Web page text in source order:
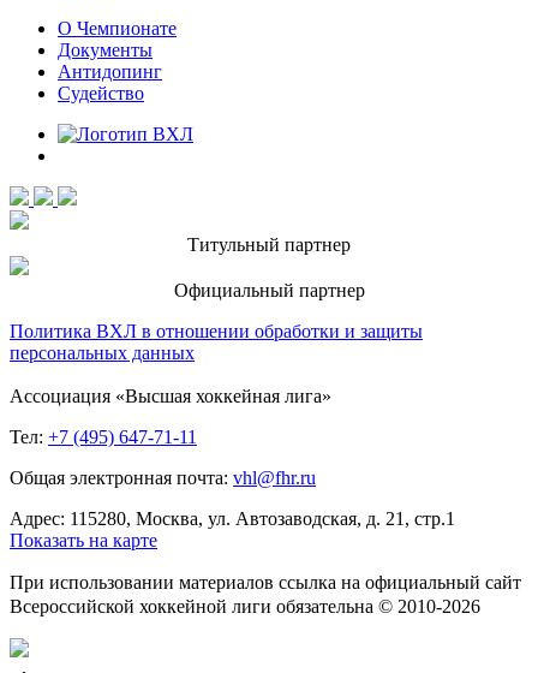
О Чемпионате
Документы
Антидопинг
Судейство
Титульный партнер
Официальный партнер
Политика ВХЛ в отношении обработки и защиты
персональных данных
Ассоциация «Высшая хоккейная лига»
Тел: +7 (495) 647-71-11
Общая электронная почта: vhl@fhr.ru
Адрес: 115280, Москва, ул. Автозаводская, д. 21, стр.1
Показать на карте
При использовании материалов ссылка на официальный сайт
Всероссийской хоккейной лиги обязательна © 2010-2026